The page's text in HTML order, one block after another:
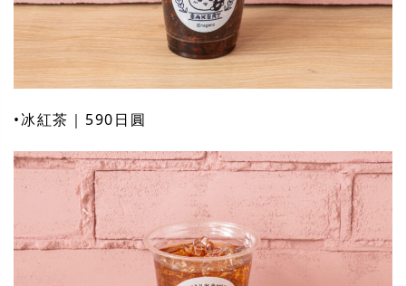
•冰紅茶｜590日圓